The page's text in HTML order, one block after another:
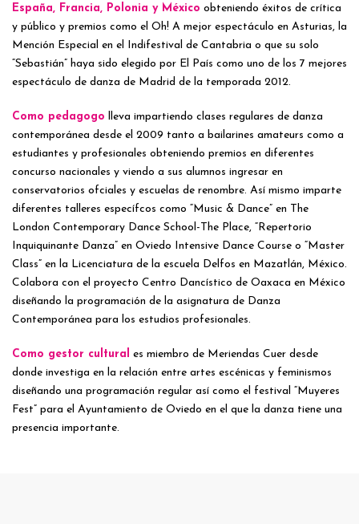
España, Francia, Polonia y México obteniendo éxitos de crítica
y público y premios como el Oh! A mejor espectáculo en Asturias, la
Mención Especial en el Indifestival de Cantabria o que su solo
“Sebastián” haya sido elegido por El País como uno de los 7 mejores
espectáculo de danza de Madrid de la temporada 2012.
Como pedagogo lleva impartiendo clases regulares de danza
contemporánea desde el 2009 tanto a bailarines amateurs como a
estudiantes y profesionales obteniendo premios en diferentes
concurso nacionales y viendo a sus alumnos ingresar en
conservatorios ofciales y escuelas de renombre. Así mismo imparte
diferentes talleres específcos como “Music & Dance” en The
London Contemporary Dance School-The Place, “Repertorio
Inquiquinante Danza” en Oviedo Intensive Dance Course o “Master
Class” en la Licenciatura de la escuela Delfos en Mazatlán, México.
Colabora con el proyecto Centro Dancístico de Oaxaca en México
diseñando la programación de la asignatura de Danza
Contemporánea para los estudios profesionales.
Como gestor cultural es miembro de Meriendas Cuer desde
donde investiga en la relación entre artes escénicas y feminismos
diseñando una programación regular así como el festival “Muyeres
Fest” para el Ayuntamiento de Oviedo en el que la danza tiene una
presencia importante.